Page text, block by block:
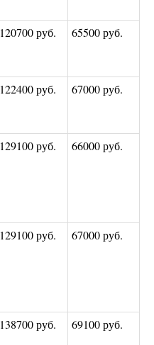
120700 руб. 65500 руб.
122400 руб. 67000 руб.
129100 руб. 66000 руб.
129100 руб. 67000 руб.
138700 руб. 69100 руб.